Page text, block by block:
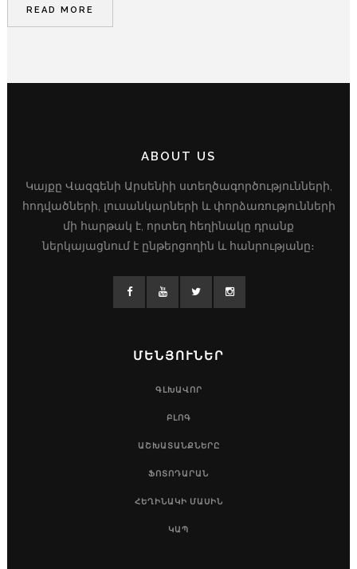
READ MORE
ABOUT US
Կայքը Վազգենի Արսենիի ստեղծագործությունների,
հոդվածների, լուսանկարների և փորձառությունների
մի հարթակ է, որտեղ հեղինակը դրանք
ներկայացնում է ընթերցողին և հանրությանը։
ՄԵՆՅՈՒՆԵՐ
ԳԼԽԱՎՈՐ
ԲԼՈԳ
ԱՇԽԱՏԱՆՔՆԵՐԸ
ՖՈՏՈԴԱՐԱՆ
ՀԵՂԻՆԱԿԻ ՄԱՍԻՆ
ԿԱՊ